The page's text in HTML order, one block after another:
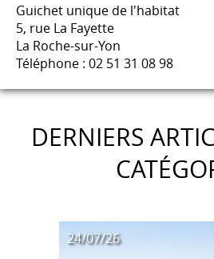
Guichet unique de l'habitat
5, rue La Fayette
La Roche-sur-Yon
Téléphone : 02 51 31 08 98
DERNIERS
24/07/26